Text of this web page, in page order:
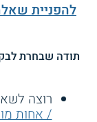
להפניית
תודה שבחרת
רוצה
/ אחות